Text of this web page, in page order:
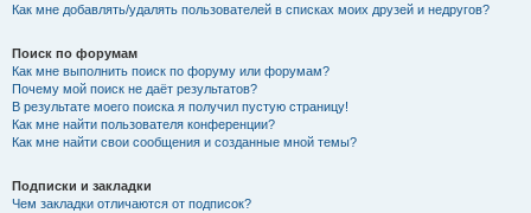
Как мне добавлять/удалять пользователей в списках моих друзей и недругов?
Поиск по форумам
Как мне выполнить поиск по форуму или форумам?
Почему мой поиск не даёт результатов?
В результате моего поиска я получил пустую страницу!
Как мне найти пользователя конференции?
Как мне найти свои сообщения и созданные мной темы?
Подписки и закладки
Чем закладки отличаются от подписок?